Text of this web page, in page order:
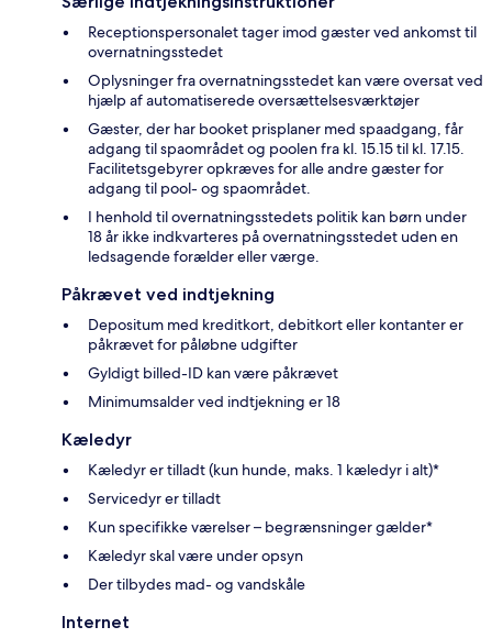
Receptionspersonalet tager imod gæster ved ankomst til
overnatningsstedet
Oplysninger fra overnatningsstedet kan være oversat ved
hjælp af automatiserede oversættelsesværktøjer
Gæster, der har booket prisplaner med spaadgang, får
adgang til spaområdet og poolen fra kl. 15.15 til kl. 17.15.
Facilitetsgebyrer opkræves for alle andre gæster for
adgang til pool- og spaområdet.
I henhold til overnatningsstedets politik kan børn under
18 år ikke indkvarteres på overnatningsstedet uden en
ledsagende forælder eller værge.
Påkrævet ved indtjekning
Depositum med kreditkort, debitkort eller kontanter er
påkrævet for påløbne udgifter
Gyldigt billed-ID kan være påkrævet
Minimumsalder ved indtjekning er 18
Kæledyr
Kæledyr er tilladt (kun hunde, maks. 1 kæledyr i alt)*
Servicedyr er tilladt
Kun specifikke værelser – begrænsninger gælder*
Kæledyr skal være under opsyn
Der tilbydes mad- og vandskåle
Internet